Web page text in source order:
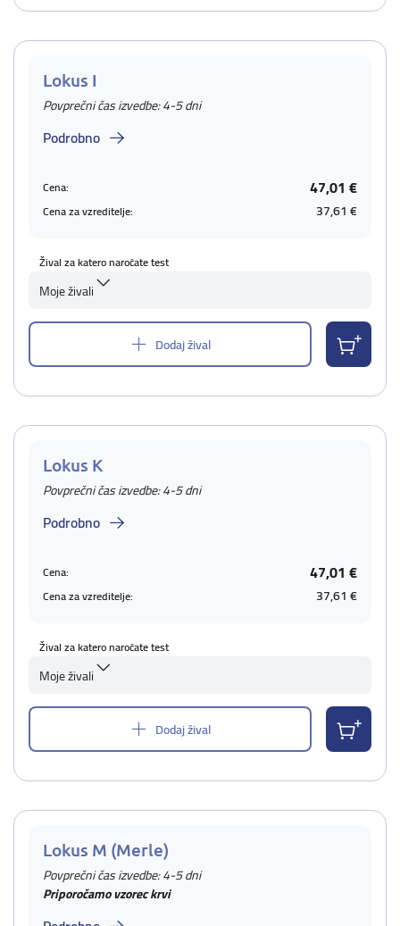
Lokus I
Povprečni čas izvedbe: 4-5 dni
Podrobno
Cena: 47,01 €
Cena za vzreditelje: 37,61 €
Žival za katero naročate test
Moje živali
Dodaj žival
Lokus K
Povprečni čas izvedbe: 4-5 dni
Podrobno
Cena: 47,01 €
Cena za vzreditelje: 37,61 €
Žival za katero naročate test
Moje živali
Dodaj žival
Lokus M (Merle)
Povprečni čas izvedbe: 4-5 dni
Priporočamo vzorec krvi